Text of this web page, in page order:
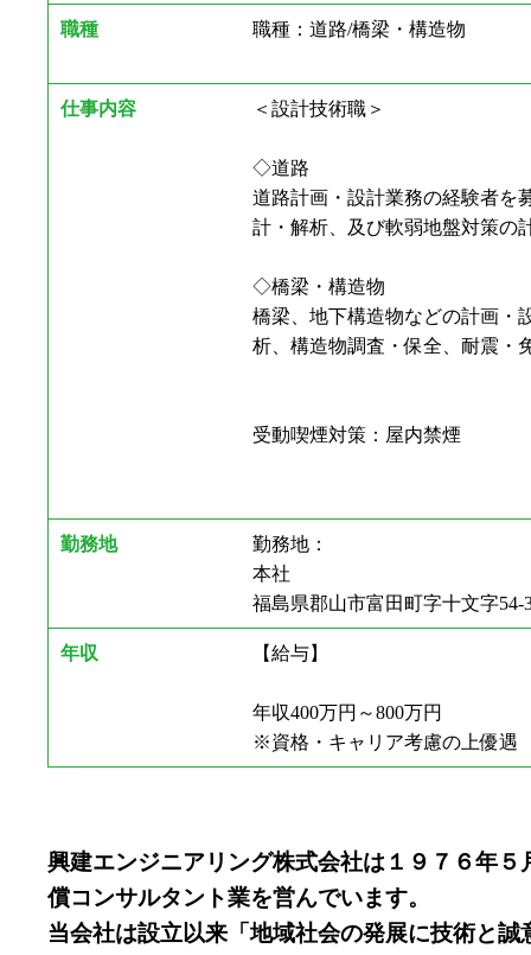
職種 職種：道路/橋梁・構造物
仕事内容 ＜設計技術職＞
◇道路
道路計画・設計業務の経験者を
計・解析、及び軟弱地盤対策の
◇橋梁・構造物
橋梁、地下構造物などの計画・
析、構造物調査・保全、耐震・
受動喫煙対策：屋内禁煙
勤務地
勤務地：
本社
福島県郡山市富田町字十文字54-
年収 【給与】
年収400万円～800万円
※資格・キャリア考慮の上優遇
興建エンジニアリング株式会社は１９７６年
償コンサルタント業を営んでいます。
当会社は設立以来「地域社会の発展に技術と